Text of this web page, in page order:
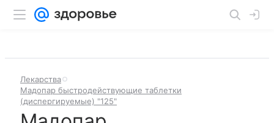
Лекарства
Мадопар быстродействующие таблетки
(диспергируемые) "125"